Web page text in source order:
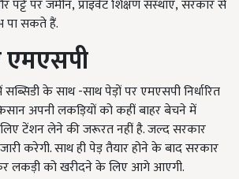
पट्टे पर जमीन,प्राइवेट शिक्षण संस्थाएं,सरकार से
पा सकते हैं.
के साथ -साथ पेड़ों पर एमएसपी निर्धारित
अपनी लकड़ियों को कहीं बाहर बेचने में
टेंशन लेने की जरूरत नहीं है. जल्द सरकार
करेगी. साथ ही पेड़ तैयार होने के बाद सरकार
लकड़ी को खरीदने के लिए आगे आएगी.